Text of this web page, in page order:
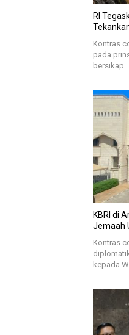
RI
pada
bersikap…
KBRI di
Jemaah
kepada